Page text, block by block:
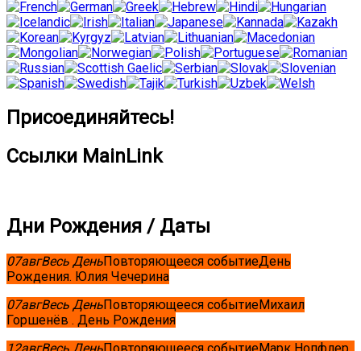
Присоединяйтесь!
Ссылки MainLink
Дни Рождения / Даты
07авгВесь ДеньПовторяющееся событиеДень
Рождения. Юлия Чечерина
07авгВесь ДеньПовторяющееся событиеМихаил
Горшенёв . День Рождения